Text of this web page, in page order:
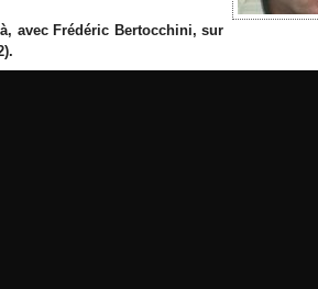
avec Frédéric Bertocchini, sur